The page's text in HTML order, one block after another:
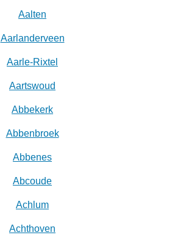
Aalten
Aarlanderveen
Aarle-Rixtel
Aartswoud
Abbekerk
Abbenbroek
Abbenes
Abcoude
Achlum
Achthoven